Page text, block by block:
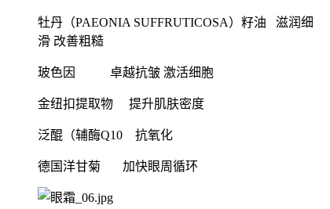
牡丹（PAEONIA SUFFRUTICOSA）籽油 滋润细
滑 改善粗糙
玻色因 卓越抗皱 激活细胞
金纽扣提取物 提升肌肤密度
泛醌（辅酶Q10 抗氧化
德国洋甘菊 加快眼周循环